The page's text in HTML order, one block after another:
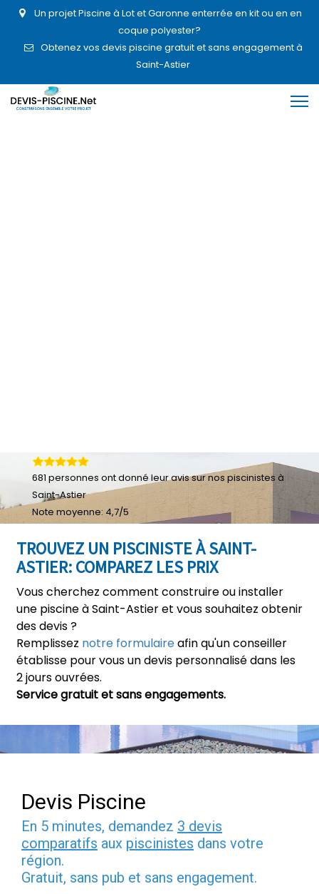
Un projet Piscine à Lot et Garonne enterrée en kit ou en en
coque polyester?
Obtenez vos devis piscine gratuit et sans engagement à
Saint-Astier
TROUVEZ UN PISCINISTE À SAINT-
ASTIER: COMPAREZ LES PRIX
Vous cherchez comment construire ou installer
une piscine à Saint-Astier et vous souhaitez obtenir
des devis ?
Remplissez notre formulaireafin qu'un conseiller
établisse pour vous un devis personnalisé dans les
2 jours ouvrées.
Service gratuit et sans engagements.
681 personnes ont donné leuravis sur nos piscinistes à
Saint-Astier
Note moyenne: 4,7/5
Devis Piscine
En 5 minutes, demandez 3 devis
comparatifs aux piscinistes dans votre
région.
Gratuit, sans pub et sans engagement.